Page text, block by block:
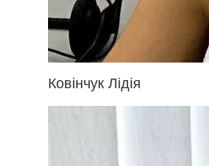
Ковінчук Лідія